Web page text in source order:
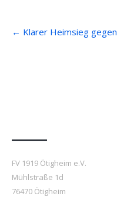
navigation
← Klarer Heimsieg
FV 1919 Ötigheim e.V.
Mühlstraße 1d
76470 Ötigheim